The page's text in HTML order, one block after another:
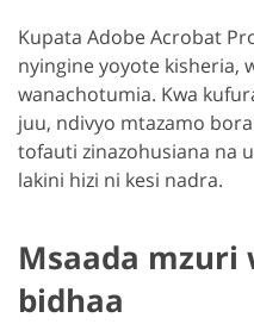
Kupata Adobe Acrobat
nyingine yoyote kisheria,
wanachotumia. Kwa
juu, ndivyo mtazamo
tofauti zinazohusiana na
lakini hizi ni kesi nadra.
Msaada
bidhaa